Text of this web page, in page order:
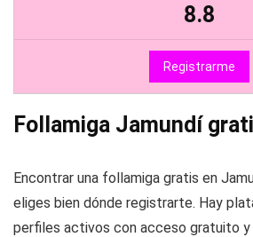
8.8
Registrarme
Follamiga Jamundí
Encontrar una follamiga gratis en
eliges bien dónde registrarte. Hay
perfiles activos con acceso gratuito